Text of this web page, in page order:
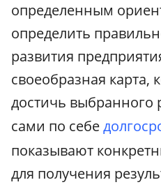
определенным
определить
развития
своеобразная карта,
достичь выбранного
сами по себе
показывают
для получения